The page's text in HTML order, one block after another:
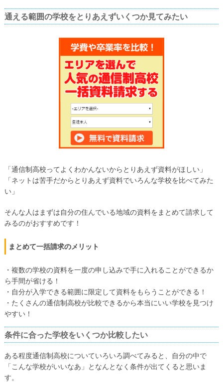
通える範囲の学校をとりあえずいくつか見てみたい
「通信制高校ってよくわかんないからとりあえず資料がほしい」
「ネットは苦手だからとりあえず資料でいろんな学校を比べてみた
い」
そんな人はまずは自分の住んでいる地域の資料をまとめて請求して
みるのがおすすめです！
まとめて一括請求のメリット
・複数の学校の資料を一度の申し込みで手に入れることができるか
ら手間が省ける！
・自分が入学できる範囲に限定して資料をもらうことができる！
・たくさんの通信制高校が比較できるから本当にいい学校を見つけ
やすい！
条件に合った学校をいくつか比較したい
ある程度通信制高校についていろいろ調べてみると、自分の中で
「こんな学校がいいなあ」となんとなく条件が出てくると思いま
す。